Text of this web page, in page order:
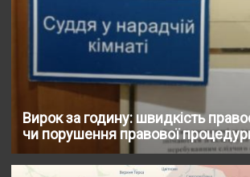
Вирок за годину: швидкість
чи порушення правової